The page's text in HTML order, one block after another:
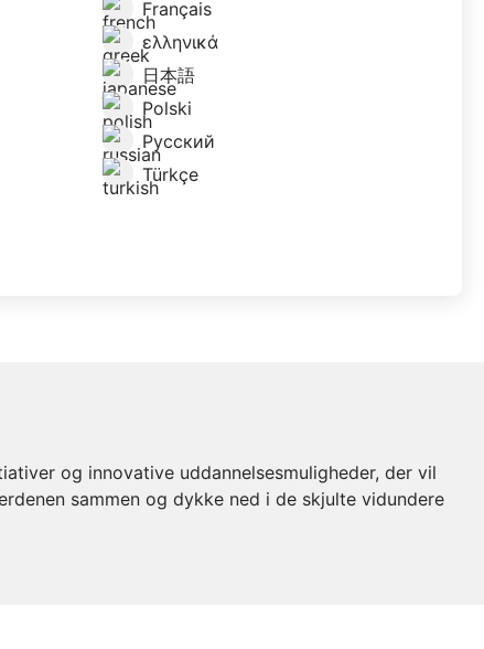
Français
ελληνικά
日本語
Polski
Русский
Türkçe
og innovative uddannelsesmuligheder, der vil
sammen og dykke ned i de skjulte vidundere